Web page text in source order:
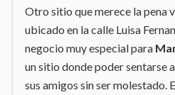
Otro sitio que merece la pena
ubicado en la calle Luisa
negocio muy especial para
un sitio donde poder sentarse
sus amigos sin ser molestado.